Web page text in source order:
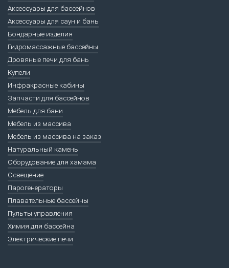
Аксессуары для бассейнов
Аксессуары для саун и бань
Бондарные изделия
Гидромассажные бассейны
Дровяные печи для бань
Купели
Инфракрасные кабины
Запчасти для бассейнов
Мебель для бани
Мебель из массива
Мебель из массива на заказ
Натуральный камень
Оборудование для хамама
Освещение
Парогенераторы
Плавательные бассейны
Пульты управления
Химия для бассейна
Электрические печи